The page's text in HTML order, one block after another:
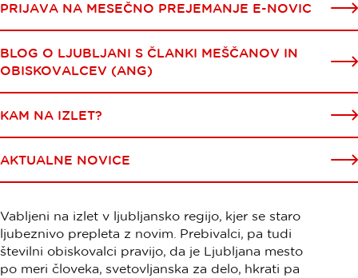
PRIJAVA NA MESEČNO PREJEMANJE E-NOVIC
BLOG O LJUBLJANI S ČLANKI MEŠČANOV IN
OBISKOVALCEV (ANG)
KAM NA IZLET?
AKTUALNE NOVICE
Vabljeni na izlet v ljubljansko regijo, kjer se staro
ljubeznivo prepleta z novim. Prebivalci, pa tudi
številni obiskovalci pravijo, da je Ljubljana mesto
po meri človeka, svetovljanska za delo, hkrati pa